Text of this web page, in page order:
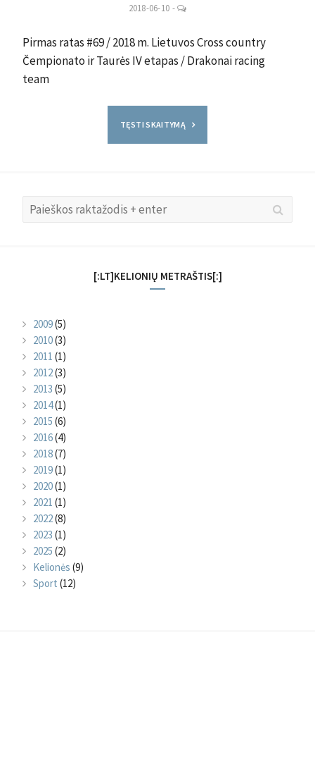
2018-06-10 -
LEAVE
Pirmas ratas #69 / 2018 m. Lietuvos Cross country
Čempionato ir Taurės IV etapas / Drakonai racing
team
TĘSTI SKAITYMĄ
Search
for:
[:LT]KELIONIŲ METRAŠTIS[:]
2009(5)
2010(3)
2011 (1)
2012(3)
2013 (5)
2014(1)
2015 (6)
2016(4)
2018(7)
2019(1)
2020(1)
2021 (1)
2022(8)
2023 (1)
2025 (2)
Kelionės (9)
Sport (12)